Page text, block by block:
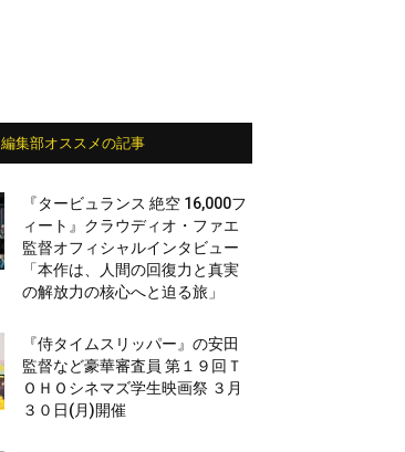
編集部オススメの記事
『タービュランス 絶空 16,000フ
ィート』クラウディオ・ファエ
監督オフィシャルインタビュー
「本作は、人間の回復力と真実
の解放力の核心へと迫る旅」
『侍タイムスリッパー』の安田
監督など豪華審査員 第１９回Ｔ
ＯＨＯシネマズ学生映画祭 ３月
３０日(月)開催